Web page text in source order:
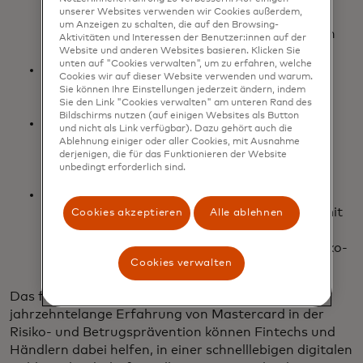
Bewertungen in Bezug auf persönliche
Informationen, Gerätedetails und IP-Adressen
analysieren.
Kontozahlungsdetailswird in einer neuen
: Ruft Konto- und
Bankleitzahlen ab und zeigt die
Zahlungsverfügbarkeit in Echtzeit an.
Salden wird in einer neuen Registerkarte geöffnet
Sammelt Erkenntnisse aus
ausgeglichenen und verfügbaren Salden und
Zeitstempeln mit einer dynamischen
Indikator für den Erfolg der Zahlungwird in einer
Verringern Sie das Risiko von Zahlungen mit
prädiktiven Erkenntnissen aus einem
gewichteten, mehrfaktorigen Abwicklungsrisiko-
Das fortschrittliche globale Netzwerk und die
jahrzehntelange Erfahrung von Mastercard in der
Risiko- und Betrugsprävention können Fintechs und
Händlern dabei helfen, in einer schnelllebigen digitalen
unserer Websites verwenden wir Cookies außerdem,
um Anzeigen zu schalten, die auf den Browsing-
Aktivitäten und Interessen der Benutzer:innen auf der
Website und anderen Websites basieren. Klicken Sie
unten auf "Cookies verwalten", um zu erfahren, welche
Cookies wir auf dieser Website verwenden und warum.
Sie können Ihre Einstellungen jederzeit ändern, indem
Sie den Link "Cookies verwalten" am unteren Rand des
Bildschirms nutzen (auf einigen Websites als Button
und nicht als Link verfügbar). Dazu gehört auch die
Ablehnung einiger oder aller Cookies, mit Ausnahme
derjenigen, die für das Funktionieren der Website
unbedingt erforderlich sind.
Cookies akzeptieren Alle ablehnen
Cookies verwalten